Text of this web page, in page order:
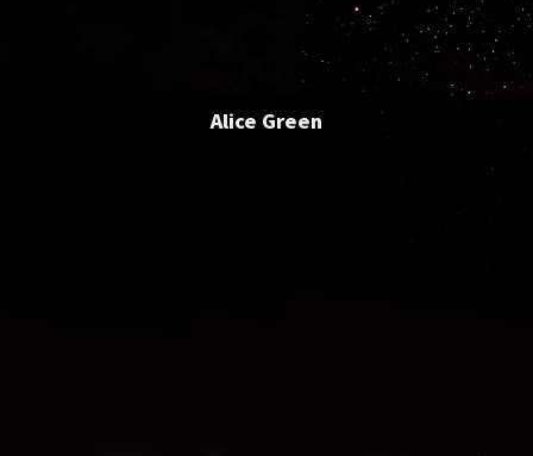
Alice Green